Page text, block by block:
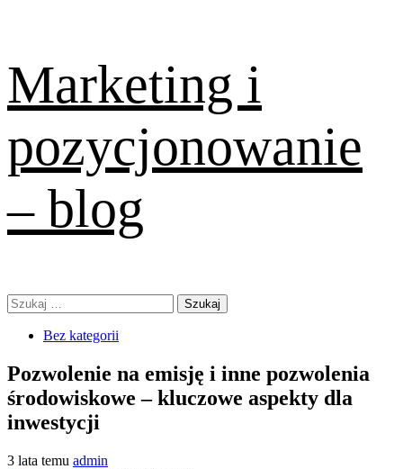
to
content
Marketing i
pozycjonowanie
– blog
Primary
Menu
Szukaj:
Bez kategorii
Pozwolenie na emisję i inne pozwolenia
środowiskowe – kluczowe aspekty dla
inwestycji
3 lata temu admin